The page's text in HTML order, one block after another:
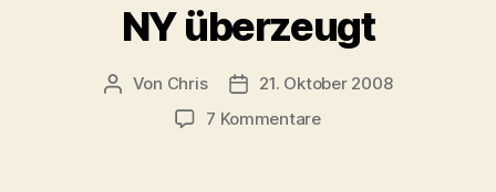
NY überzeugt
Beitragsautor
Von Chris Beitragsdatum
21. Oktober 2008
7 Kommentarezu